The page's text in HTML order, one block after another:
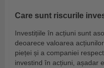
Care sunt riscurile
Investițiile în acțiuni sunt
deoarece valoarea
pieței și a companiei
investind în acțiuni, așadar